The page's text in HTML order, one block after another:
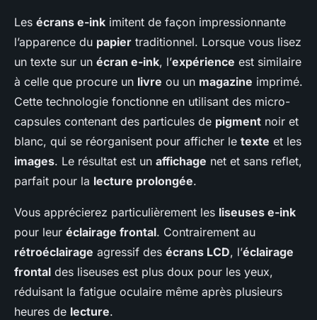
Les écrans e-ink imitent de façon impressionnante
l’apparence du papier traditionnel. Lorsque vous lisez
un texte sur un écran e-ink, l’expérience est similaire
à celle que procure un livre ou un magazine imprimé.
Cette technologie fonctionne en utilisant des micro-
capsules contenant des particules de pigment noir et
blanc, qui se réorganisent pour afficher le texte et les
images. Le résultat est un affichage net et sans reflet,
parfait pour la lecture prolongée.
Vous apprécierez particulièrement les liseuses e-ink
pour leur éclairage frontal. Contrairement au
rétroéclairage agressif des écrans LCD, l’éclairage
frontal des liseuses est plus doux pour les yeux,
réduisant la fatigue oculaire même après plusieurs
heures de lecture.